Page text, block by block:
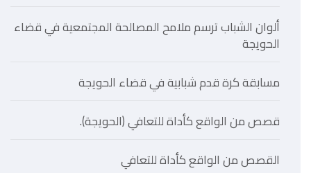
ألوان الشباب ترسم ملامح المصالحة المجتمعية في قضاء
الحويجة
مسابقة كرة قدم شبابية في قضاء الحويجة
قصص من الواقع كأداة للتعافي (الحويجة).
القصص من الواقع كأداة للتعافي